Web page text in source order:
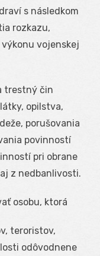
s následkom
rozkazu,
vojenskej
trestný čin
opilstva,
porušovania
povinností
pri obrane
z nedbanlivosti.
osobu, ktorá
teroristov,
odôvodnene